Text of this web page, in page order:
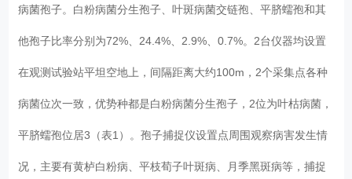
病菌孢子。白粉病菌分生孢子、叶斑病菌交链孢、平脐蠕孢和其
他孢子比率分别为72%、24.4%、2.9%、0.7%。2台仪器均设置
在观测试验站平坦空地上，间隔距离大约100m，2个采集点各种
病菌位次一致，优势种都是白粉病菌分生孢子，2位为叶枯病菌，
平脐蠕孢位居3（表1）。孢子捕捉仪设置点周围观察病害发生情
况，主要有黄栌白粉病、平枝荀子叶斑病、月季黑斑病等，捕捉